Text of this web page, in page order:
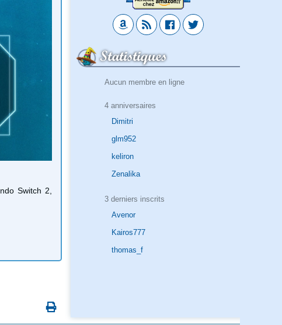
Statistiques
Aucun membre en ligne
4 anniversaires
Dimitri
glm952
keliron
Zenalika
3 derniers inscrits
Avenor
Kairos777
thomas_f
Switch 2,